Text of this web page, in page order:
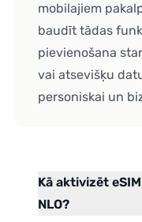
mobilajiem
baudīt tādas
pievienošana
vai atsevišķu
personiskai un
Kā aktivizēt
NLO?